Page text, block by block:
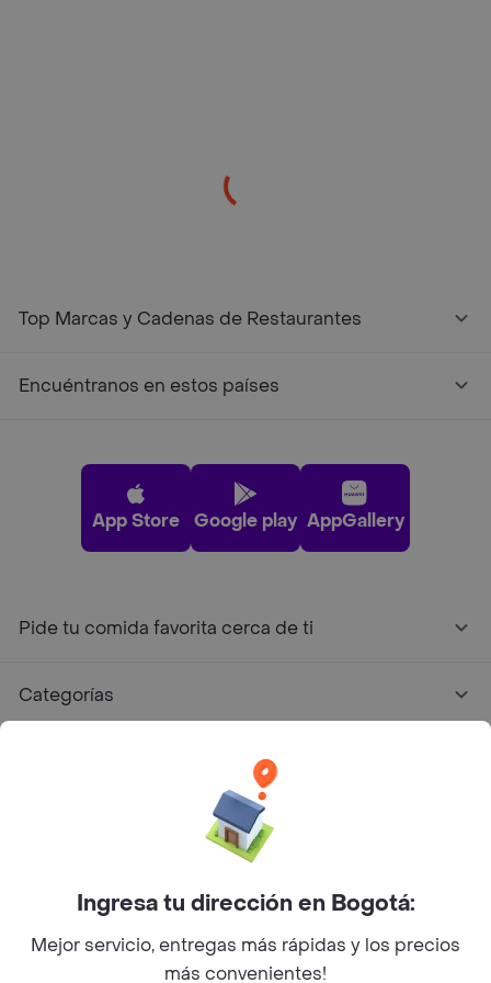
Top Marcas y Cadenas de Restaurantes
Encuéntranos en estos países
App Store Google play AppGallery
Pide tu comida favorita cerca de ti
Categorías
Facebook
Twitter
Instagram
©2026Rappi Inc. All rights reserved.
Ingresa tu dirección en Bogotá:
Mejor servicio, entregas más rápidas y los precios
más convenientes!